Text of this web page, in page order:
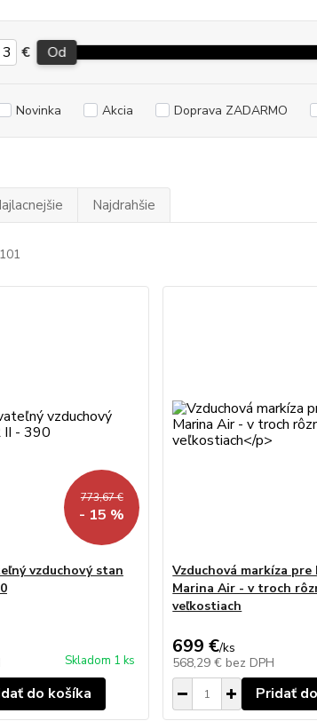
€ Od
Novinka Akcia Doprava ZADARMO
Najdrahšie
773,67 €
- 15 %
vzduchový stan
Skladom 1 ks
do košíka
Vzduchová markíza pre
Marina Air - v troch
veľkostiach
699 €/ks
568,29 € bez DPH
Pridať